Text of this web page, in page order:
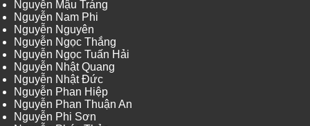
Nguyễn Mậu Tráng
Nguyễn Nam Phi
Nguyễn Nguyên
Nguyễn Ngọc Thắng
Nguyễn Ngọc Tuấn Hải
Nguyễn Nhật Quang
Nguyễn Nhật Đức
Nguyễn Phan Hiệp
Nguyễn Phan Thuận An
Nguyễn Phi Sơn